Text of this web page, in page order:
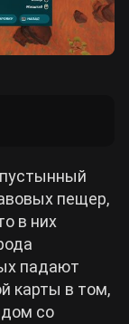
пещер,
в них
падают
карты в том,
со